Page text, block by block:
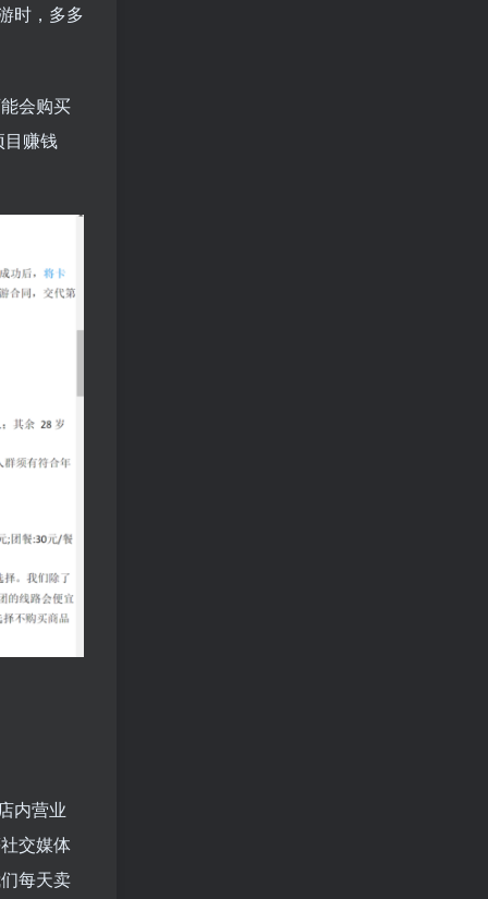
时，多多
会购买
目赚钱
内营业
交媒体
每天卖